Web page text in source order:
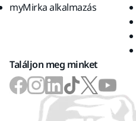
myMirka alkalmazás
Találjon meg minket